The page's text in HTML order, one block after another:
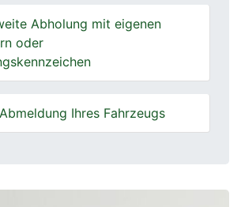
Abholung mit eigenen
oder
Ihres Fahrzeugs